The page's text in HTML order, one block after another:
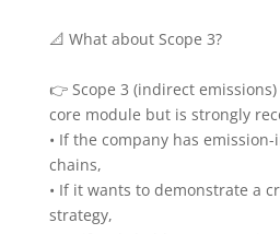
📐 What about Scope 3?
👉 Scope 3 (indirect
core module but is strongly
• If the company has
chains,
• If it wants to demonstrate a
strategy,